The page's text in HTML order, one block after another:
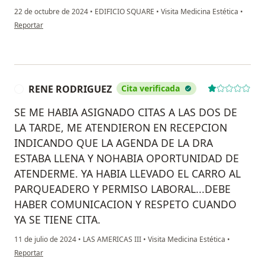
22 de octubre de 2024 • EDIFICIO SQUARE • Visita Medicina Estética •
en opinión del usuario Ag
Reportar
RENE RODRIGUEZ Cita verificada
SE ME HABIA ASIGNADO CITAS A LAS DOS DE
LA TARDE, ME ATENDIERON EN RECEPCION
INDICANDO QUE LA AGENDA DE LA DRA
ESTABA LLENA Y NOHABIA OPORTUNIDAD DE
ATENDERME. YA HABIA LLEVADO EL CARRO AL
PARQUEADERO Y PERMISO LABORAL...DEBE
HABER COMUNICACION Y RESPETO CUANDO
YA SE TIENE CITA.
11 de julio de 2024 • LAS AMERICAS III • Visita Medicina Estética •
en opinión del usuario RENE RODRIGUEZ
Reportar